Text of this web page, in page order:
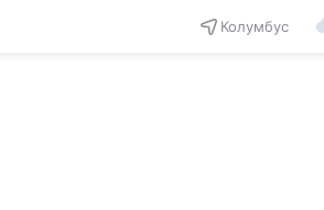
Колумбус